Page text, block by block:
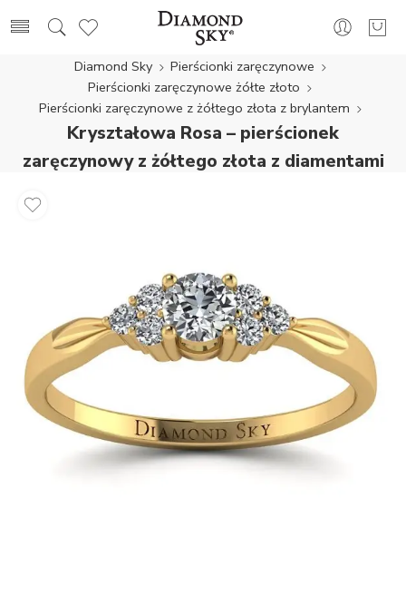
Diamond Sky
Pierścionki zaręczynowe
Pierścionki zaręczynowe żółte złoto
Pierścionki zaręczynowe z żółtego złota z brylantem
Kryształowa Rosa – pierścionek
zaręczynowy z żółtego złota z diamentami